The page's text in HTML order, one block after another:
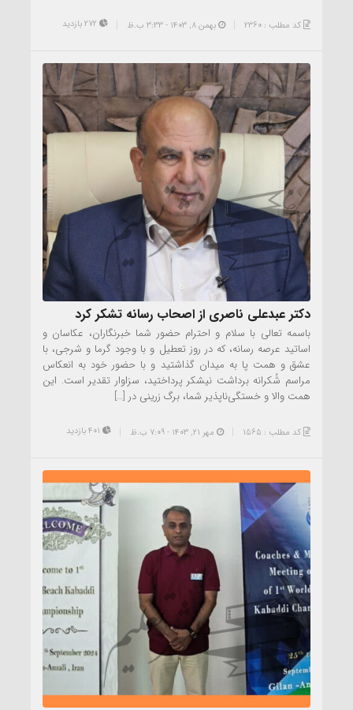
کد مطلب : 2360 بهمن ۸, ۱۴۰۳ - 3:33 ب.ظ
دکتر عبدعلی ناصری از اصحاب رسانه تشکر کرد
باسمه تعالی با سلام و احترام حضور شما خبرنگاران، عکاسان و
اساتید عرصه رسانه، که در روز تعطیل و با وجود گرما و شرجی، با
عشق و همت پا به میدان گذاشتید و با حضور خود به انعکاس
مراسم شُکرانه برداشت نیشکر پرداختید، سزاوار تقدیر است. این
همت والا و خستگی‌‌ناپذیر شما، برگ زرینی در […]
کد مطلب : 1565 مهر ۲۱, ۱۴۰۳ - 7:09 ب.ظ